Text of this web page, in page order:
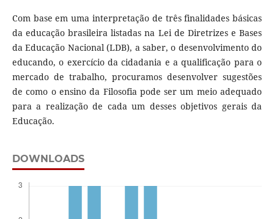
Com base em uma interpretação de três finalidades básicas
da educação brasileira listadas na Lei de Diretrizes e Bases
da Educação Nacional (LDB), a saber, o desenvolvimento do
educando, o exercício da cidadania e a qualificação para o
mercado de trabalho, procuramos desenvolver sugestões
de como o ensino da Filosofia pode ser um meio adequado
para a realização de cada um desses objetivos gerais da
Educação.
DOWNLOADS